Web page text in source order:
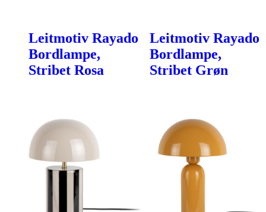
Leitmotiv Rayado
Bordlampe,
Stribet Rosa
Leitmotiv Rayado
Bordlampe,
Stribet Grøn